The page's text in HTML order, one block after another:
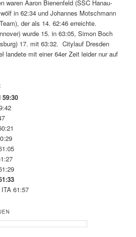
waren Aaron Bienenfeld (SSC Hanau-
in 62:34 und Johannes Motschmann
der als 14. 62:46 erreichte.
wurde 15. in 63:05, Simon Boch
17. mit 63:32. Citylauf Dresden
landete mit einer 64er Zeit leider nur auf
61:57